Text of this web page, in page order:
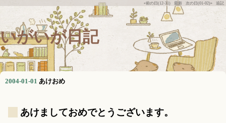
«前の日(12-31) 最新 次の日(01-02)» 追記
いがいが日記
2004-01-01 あけおめ
あけましておめでとうございます。